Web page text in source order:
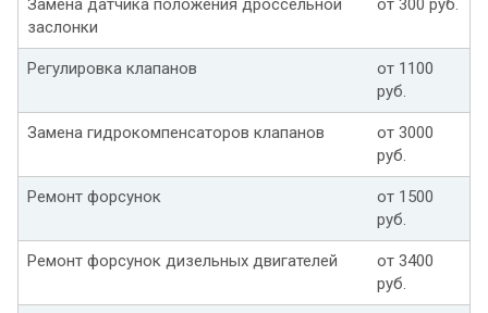
Замена датчика положения дроссельной
заслонки
от 300 руб.
Регулировка клапанов
от 1100
руб.
Замена гидрокомпенсаторов клапанов
от 3000
руб.
Ремонт форсунок
от 1500
руб.
Ремонт форсунок дизельных двигателей
от 3400
руб.